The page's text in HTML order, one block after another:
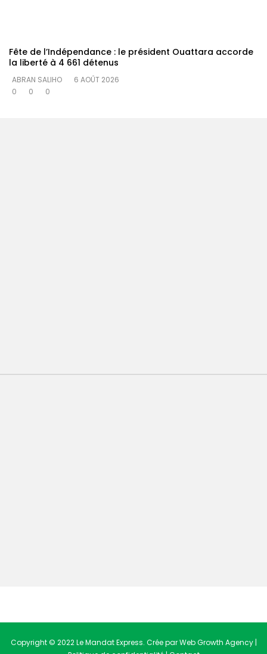
Fête de l’Indépendance : le président Ouattara accorde
la liberté à 4 661 détenus
ABRAN SALIHO
6 AOÛT 2026
0
0 0
Copyright © 2022 Le Mandat Express. Crée par Web Growth Agency |